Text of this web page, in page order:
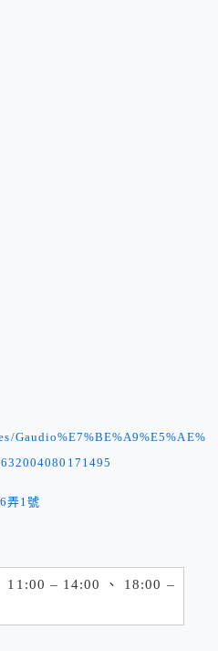
Gaudio%E7%BE%A9%E5%AE%
弄1號
11:00 – 14:00 、 18:00 –